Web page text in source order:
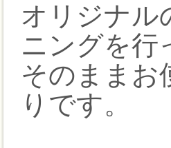
オリジナル
ニングを行
そのままお
りです。